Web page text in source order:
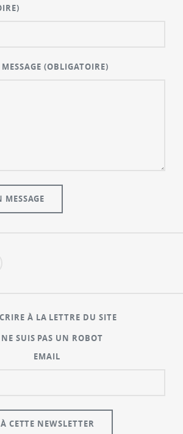
(OBLIGATOIRE)
À LA LETTRE DU SITE
NE SUIS PAS UN ROBOT
EMAIL